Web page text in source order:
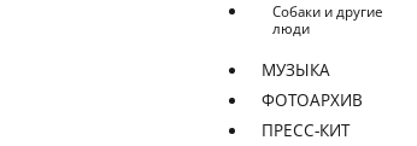
Собаки и другие
люди
МУЗЫКА
ФОТОАРХИВ
ПРЕСС-КИТ